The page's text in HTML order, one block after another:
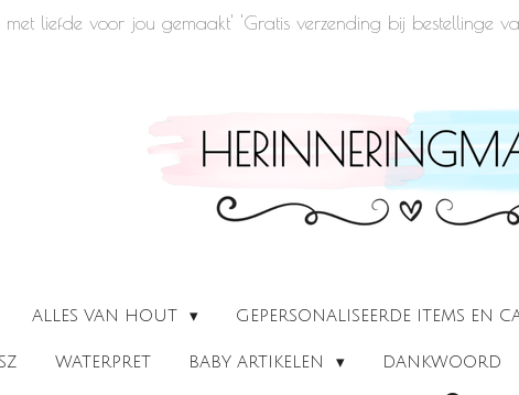
met liefde voor jou gemaakt' 'Gratis verzending bij
ALLES VAN HOUT GEPERSONALISEERDE ITEMS EN
WATERPRET BABY ARTIKELEN DANKWOORD